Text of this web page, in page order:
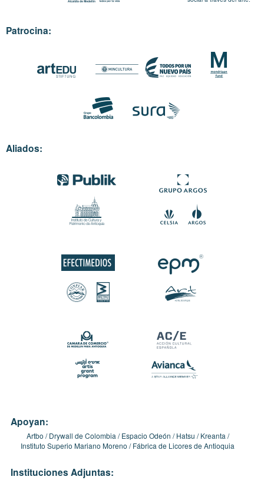
Patrocina:
Aliados:
Apoyan:
Artbo Drywall de Colombia Espacio Odeón Hatsu
Kreanta
Instituto Superio Mariano Moreno
Fábrica de Licores de Antioquia
Instituciones Adjuntas: